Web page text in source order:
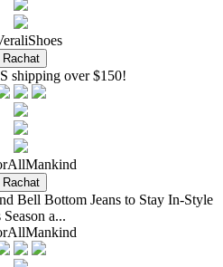
shipping over $150!
Bell Bottom Jeans to Stay In-Style
a...